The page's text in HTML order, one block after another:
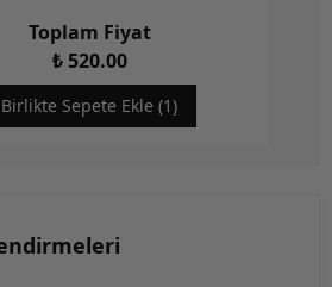
Toplam Fiyat
₺ 520.00
Birlikte Sepete Ekle (1)